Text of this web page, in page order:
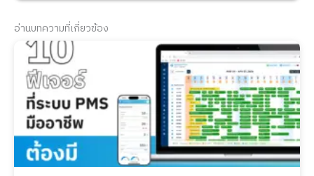
อ่านบทความที่เกี่ยวข้อง